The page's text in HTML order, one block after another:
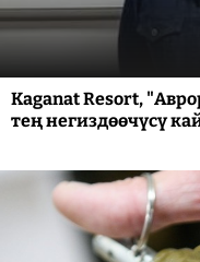
Kaganat Resort,
тең негиздөөчүсү